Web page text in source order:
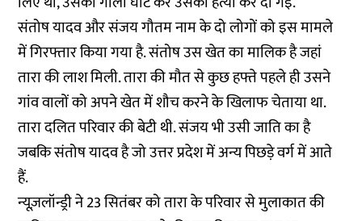
संतोष यादव और संजय गौतम नाम के दो लोगों को इस मामले
में गिरफ्तार किया गया है. संतोष उस खेत का मालिक है जहां
तारा की लाश मिली. तारा की मौत से कुछ हफ्ते पहले ही उसने
गांव वालों को अपने खेत में शौच करने के खिलाफ चेताया था.
तारा दलित परिवार की बेटी थी. संजय भी उसी जाति का है
जबकि संतोष यादव है जो उत्तर प्रदेश में अन्य पिछड़े वर्ग में आते
हैं.
न्यूज़लॉन्ड्री ने 23 सितंबर को तारा के परिवार से मुलाकात की